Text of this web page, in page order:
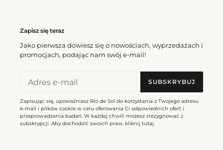
Zapisz się teraz
Jako pierwsza dowiesz się o nowościach, wyprzedażach i
promocjach, podając nam swój e-mail!
SUBSKRYBUJ
Zapisując się, upoważniasz Rio de Sol do korzystania z Twojego adresu
e-mail i plików cookie w celu oferowania Ci odpowiednich ofert i
przeprowadzania badań. W każdej chwili możesz zrezygnować z
subskrypcji. Aby dochodzić swoich praw, kliknij tutaj.